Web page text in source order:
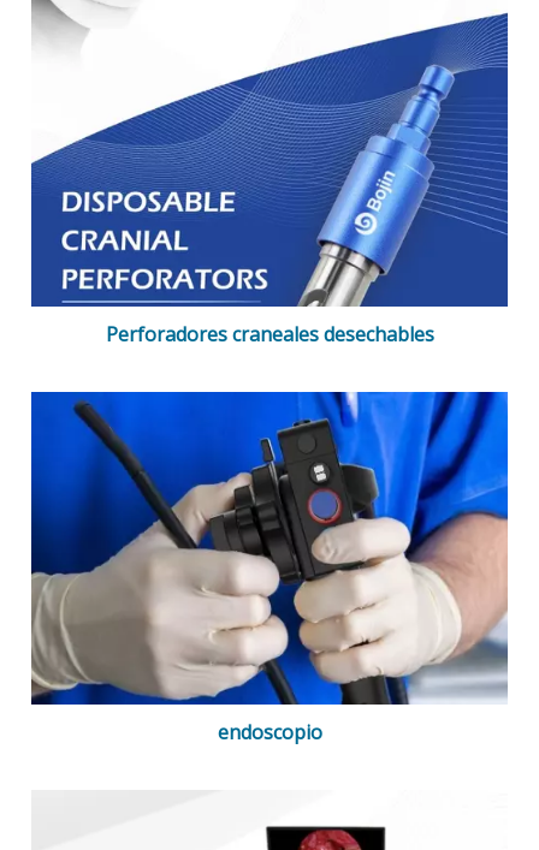
Perforadores craneales desechables
endoscopio